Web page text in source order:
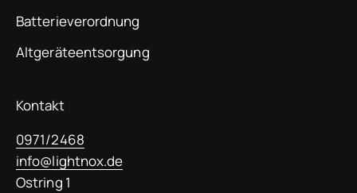
Batterieverordnung
Altgeräteentsorgung
Kontakt
0971/2468
info@lightnox.de
Ostring 1